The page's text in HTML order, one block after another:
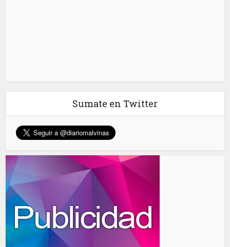
Sumate en Twitter